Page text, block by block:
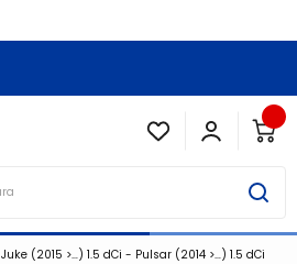
Juke (2015 >…) 1.5 dCi - Pulsar (2014 >…) 1.5 dCi